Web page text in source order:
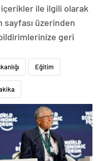
ile ilgili olarak
üzerinden
geri
Eğitim